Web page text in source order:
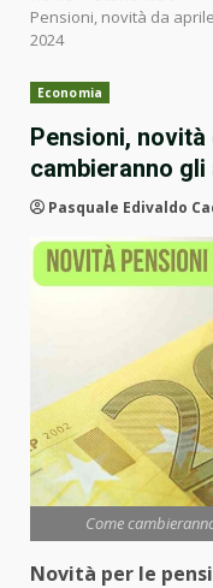
Pensioni, novità da
2024
Economia
Pensioni,
cambieranno gli
Pasquale Edivaldo
Come
Novità per le